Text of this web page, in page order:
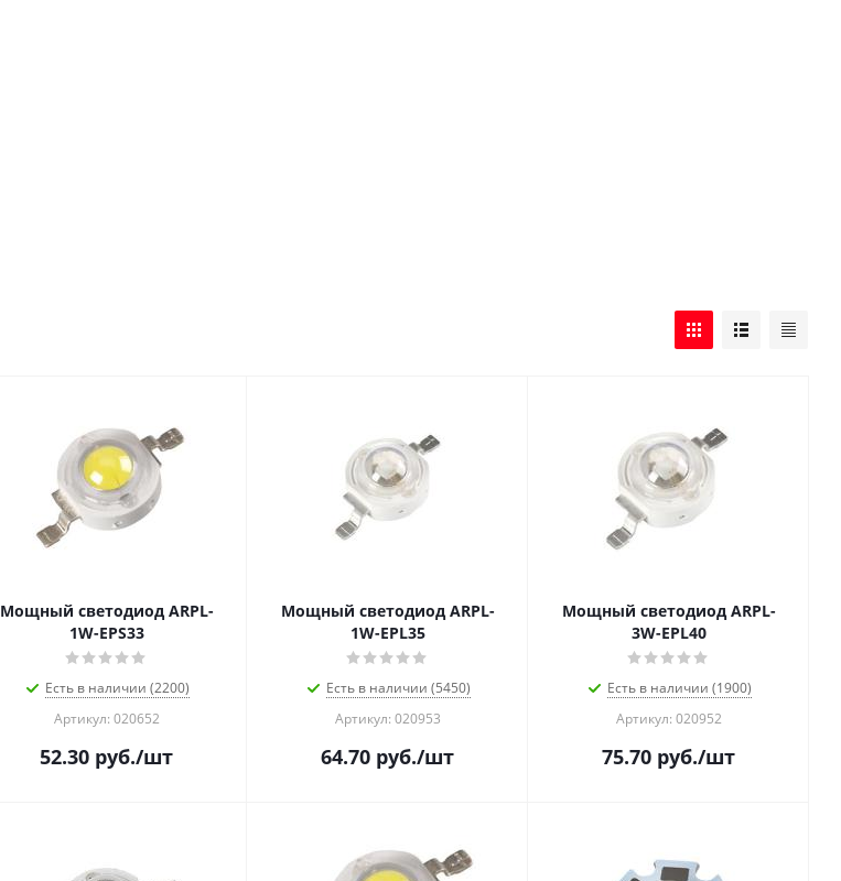
Мощный светодиод ARPL-
1W-EPS33
Есть в наличии (2200)
Артикул: 020652
52.30 руб./шт
Мощный светодиод ARPL-
1W-EPL35
Есть в наличии (5450)
Артикул: 020953
64.70 руб./шт
Мощный светодиод ARPL-
3W-EPL40
Есть в наличии (1900)
Артикул: 020952
75.70 руб./шт